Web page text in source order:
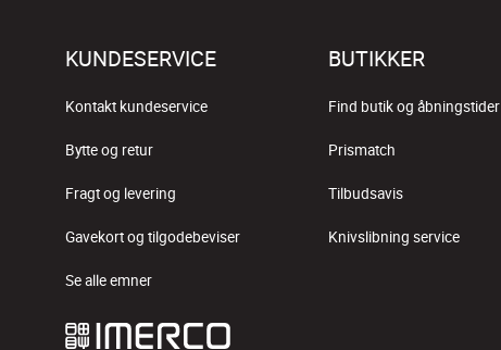
KUNDESERVICE
Kontakt kundeservice
Bytte og retur
Fragt og levering
Gavekort og tilgodebeviser
Se alle emner
BUTIKKER
Find butik og åbningstider
Prismatch
Tilbudsavis
Knivslibning service